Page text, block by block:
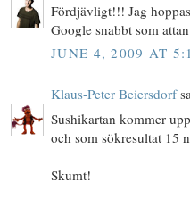
Fördjävligt!!! Jag
Google snabbt som
JUNE 4, 2009 AT
Klaus-Peter Beiersdorf
Sushikartan kommer
och som sökresultat 15
Skumt!